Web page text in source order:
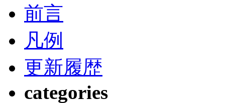
前言
凡例
更新履歴
categories